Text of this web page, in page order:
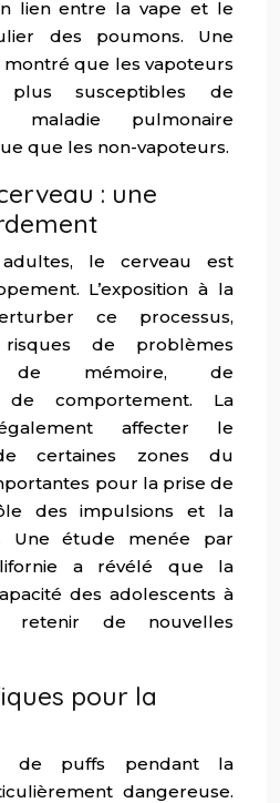
lien entre la vape et le
des poumons. Une
que les vapoteurs
susceptibles de
maladie pulmonaire
que les non-vapoteurs.
: une
le cerveau est
L’exposition à la
ce processus,
de problèmes
de mémoire, de
comportement. La
affecter le
certaines zones du
pour la prise de
des impulsions et la
Une étude menée par
a révélé que la
des adolescents à
de nouvelles
pour la
de puffs pendant la
dangereuse.